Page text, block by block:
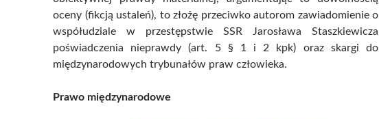
oceny (fikcją ustaleń), to złożę przeciwko autorom zawiadomienie o
współudziale w przestępstwie SSR Jarosława Staszkiewicza
poświadczenia nieprawdy (art. 5 § 1 i 2 kpk) oraz skargi do
międzynarodowych trybunałów praw człowieka.
Prawo międzynarodowe